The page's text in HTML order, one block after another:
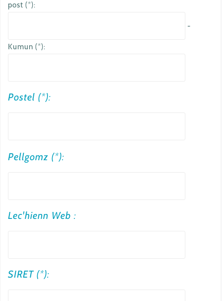
post (*):
-
Kumun (*):
Postel (*):
u
e
l
Pellgomz (*):
Lec'hienn Web :
SIRET (*):